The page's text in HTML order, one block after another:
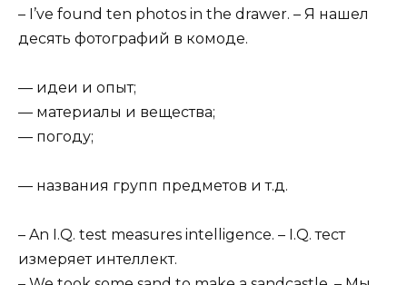
– I’ve found ten photos in the drawer. – Я нашел
десять фотографий в комоде.
— идеи и опыт;
— материалы и вещества;
— погоду;
— названия групп предметов и т.д.
– An I.Q. test measures intelligence. – I.Q. тест
измеряет интеллект.